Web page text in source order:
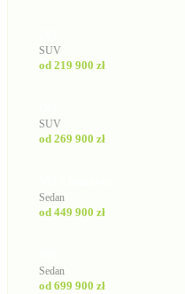
SUV
od 219 900 zł
SUV
od 269 900 zł
Sedan
od 449 900 zł
Sedan
od 699 900 zł